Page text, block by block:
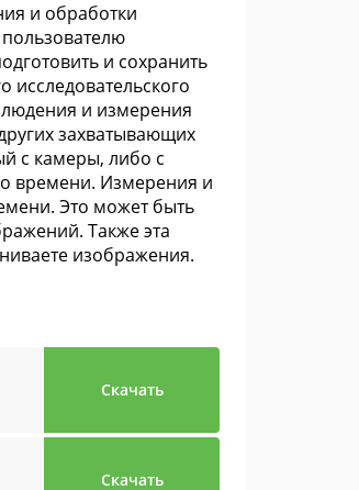
и обработки
и сохранить
и измерения
захватывающих
с камеры, либо с
времени. Измерения и
Это может быть
Также эта
изображения.
Скачать
Скачать